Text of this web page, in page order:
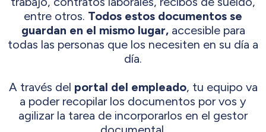
entre otros. Todos estos documentos se
guardan en el mismo lugar,accesible para
todas las personas que los necesiten en su día a
día.
A través del portal del empleado, tu equipo va
a poder recopilar los documentos por vos y
agilizar la tarea de incorporarlos en el gestor